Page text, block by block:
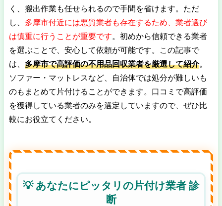
く、搬出作業も任せられるので手間を省けます。ただ
し、 多摩市付近には悪質業者も存在するため、業者選び
は慎重に行うことが重要です。初めから信頼できる業者
を選ぶことで、安心して依頼が可能です。この記事で
は、 多摩市で高評価の不用品回収業者を厳選して紹介。
ソファー・マットレスなど、自治体では処分が難しいも
のもまとめて片付けることができます。口コミで高評価
を獲得している業者のみを選定していますので、ぜひ比
較にお役立てください。
💡 あなたにピッタリの片付け業者 診
断